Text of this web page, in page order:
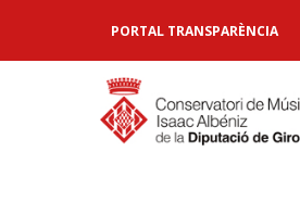
PORTAL TRANSPARÈNCIA